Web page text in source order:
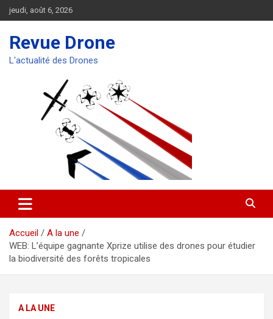
Aller
au
jeudi, août 6, 2026
Revue Drone
L'actualité des Drones
Accueil
A la une
WEB: L’équipe gagnante Xprize utilise des drones pour étudier
la biodiversité des forêts tropicales
A LA UNE